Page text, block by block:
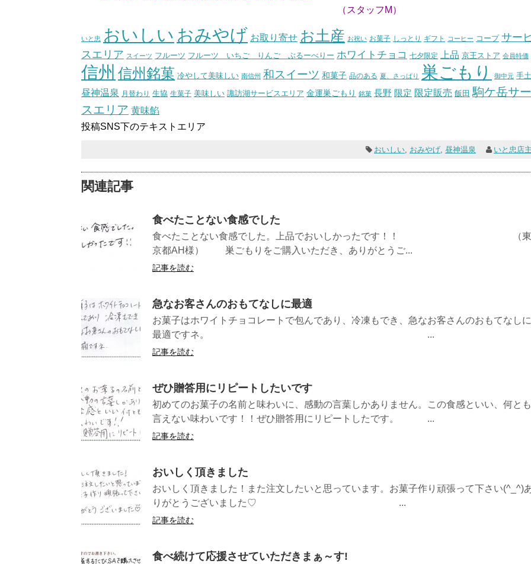
（スタッフM）
いと忠 おいしい おみやげ お取り寄せ お土産 お祝い お菓子 しっとり ギフト コーヒー コープ サー
スエリア スイーツ フルーツ フルーツ いちご りんご ぶるーべりー ホワイトチョコ 七夕限定 上品 京王ストア 会員特価
信州 信州銘菓 冷やして美味しい 南信州 和スイーツ 和菓子 品のある 夏、さっぱり 巣ごもり 御中元 手
昼神温泉 月替わり 生協 生菓子 美味しい 諏訪湖サービスエリア 金運巣ごもり 銘菓 長野 限定 限定販売 飯田 駒ケ岳サ
スエリア 黄味餡
投稿SNS下のテキストエリア
おいしい, おみやげ,昼神温泉 いと忠店
関連記事
食べたことない食感でした
食べたことない食感でした。上品でおいしかったです！！ （東
京都AH様） 巣ごもりをご購入いただき、ありがとうご...
記事を読む
急なお客さんのおもてなしに最適
お菓子はホワイトチョコレートで包んであり、冷凍もでき、急なお客さんのおもてなしに
最適ですネ。 ...
記事を読む
ぜひ贈答用にリピートしたいです
初めてのお菓子の名前と味わいに、感動の言葉しかありません。この食感といい、何とも
言えない味わいです！！ぜひ贈答用にリピートしたです。 ...
記事を読む
おいしく頂きました
おいしく頂きました！また注文したいと思っています。お菓子作り頑張って下さい(^_^)
りがとうございました♡ ...
記事を読む
食べ続けて応援させていただきまぁ～す!